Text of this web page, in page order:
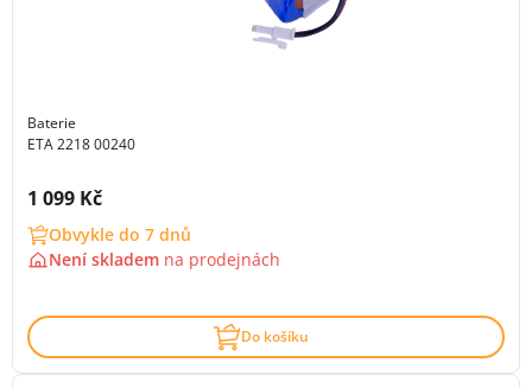
Baterie
ETA 2218 00240
Cena s DPH:
1 099 Kč
Obvykle do 7 dnů
Není skladem na prodejnách
Do košíku